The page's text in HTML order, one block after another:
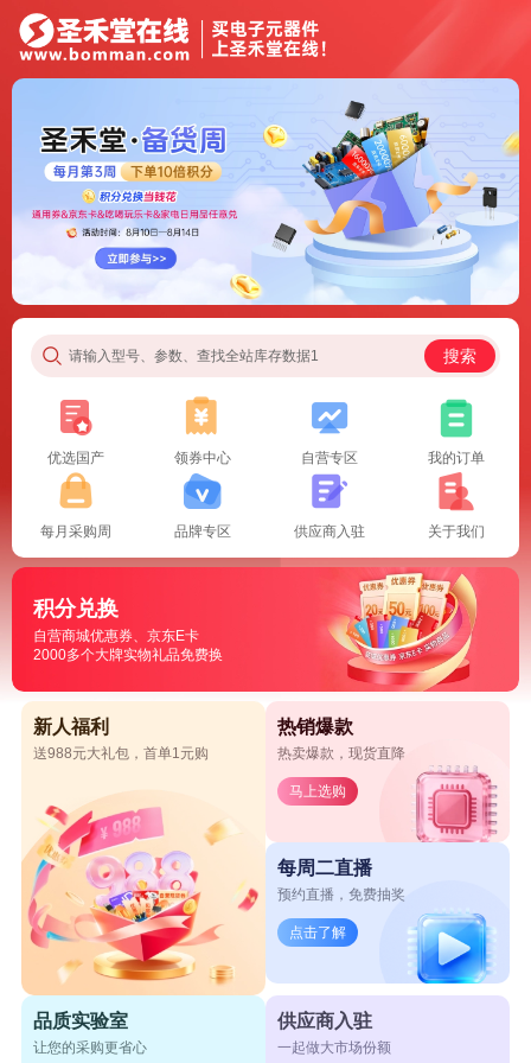
请输入型号、参数、查找全站库存数据1 搜索
优选国产 领券中心 自营专区 我的订单
每月采购周 品牌专区 供应商入驻 关于我们
积分兑换
自营商城优惠券、京东E卡
2000多个大牌实物礼品免费换
新人福利
送988元大礼包，首单1元购
热销爆款
热卖爆款，现货直降
马上选购
每周二直播
预约直播，免费抽奖
点击了解
品质实验室
让您的采购更省心
供应商入驻
一起做大市场份额